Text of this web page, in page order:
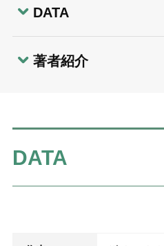
DATA
著者紹介
DATA